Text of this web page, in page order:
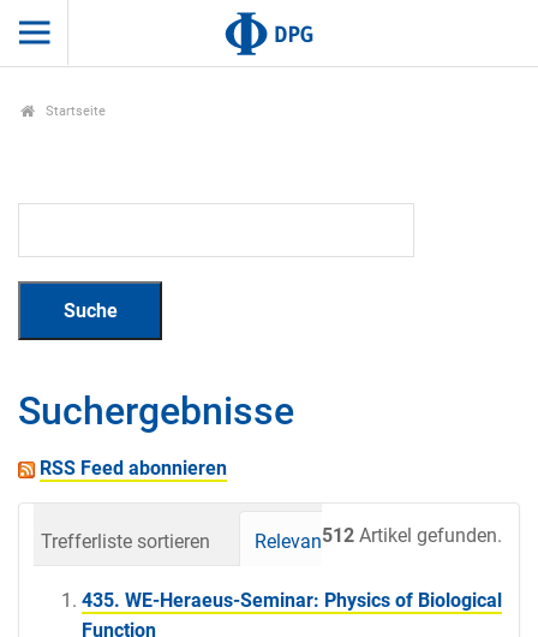
Startseite
Suchergebnisse
RSS Feed abonnieren
512 Artikel gefunden.
Trefferliste sortieren Relevanz Datum
435. WE-Heraeus-Seminar: Physics of Biological
Function